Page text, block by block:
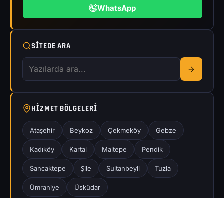
WhatsApp
SITEDE ARA
HIZMET BÖLGELERI
Ataşehir Beykoz Çekmeköy Gebze
Kadıköy Kartal Maltepe Pendik
Sancaktepe Şile Sultanbeyli Tuzla
Ümraniye Üsküdar